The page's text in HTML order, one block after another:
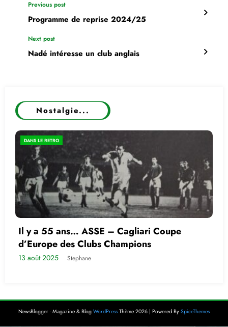
Previous post
Programme de reprise 2024/25
Next post
Nadé intéresse un club anglais
Nostalgie...
DANS LE RETRO
Il y a 55 ans… ASSE – Cagliari Coupe
d’Europe des Clubs Champions
13 août 2025 Stephane
NewsBlogger - Magazine & Blog WordPress Thème 2026 | Powered By SpiceThemes